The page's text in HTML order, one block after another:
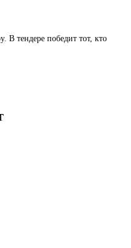
В тендере победит тот, кто